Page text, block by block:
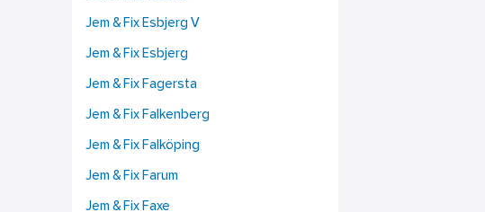
Jem & Fix Esbjerg V
Jem & Fix Esbjerg
Jem & Fix Fagersta
Jem & Fix Falkenberg
Jem & Fix Falköping
Jem & Fix Farum
Jem & Fix Faxe